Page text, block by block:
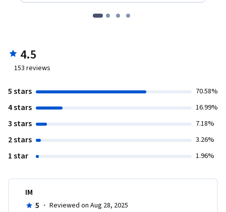
4.5
153 reviews
5 stars 70.58%
4 stars 16.99%
3 stars 7.18%
2 stars 3.26%
1 star 1.96%
IM
5 · Reviewed on Aug 28, 2025